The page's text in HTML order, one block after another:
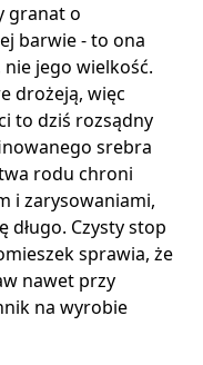
granat o
barwie - to ona
jego wielkość.
drożeją, więc
to dziś rozsądny
srebra
rodu chroni
i zarysowaniami,
długo. Czysty stop
sprawia, że
nawet przy
na wyrobie